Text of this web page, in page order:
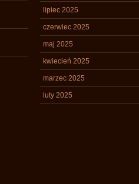
lipiec 2025
czerwiec 2025
maj 2025
kwiecień 2025
marzec 2025
luty 2025